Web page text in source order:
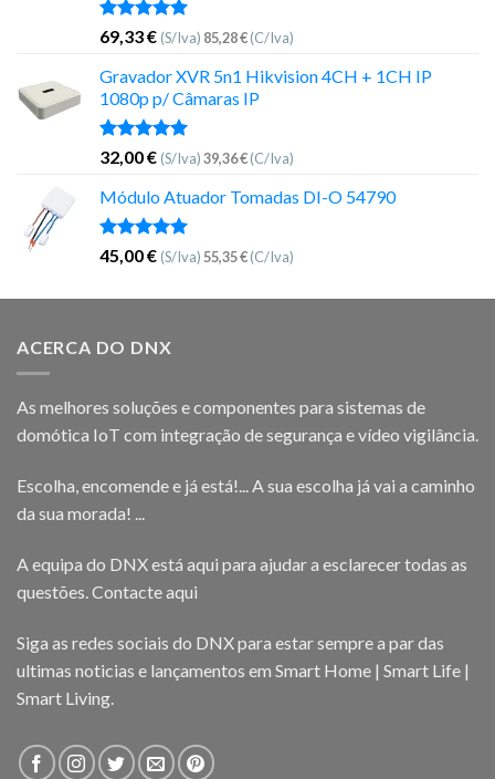
Avaliação
5.00
de 5
69,33€ (S/Iva) 85,28€(C/Iva)
Gravador XVR 5n1 Hikvision 4CH + 1CH IP
1080p p/ Câmaras IP
Avaliação
5.00
de 5
32,00€ (S/Iva)39,36€(C/Iva)
Módulo Atuador Tomadas DI-O 54790
Avaliação
5.00
de 5
45,00€ (S/Iva)55,35€(C/Iva)
ACERCA DO DNX
As melhores soluções e componentes para sistemas de
domótica IoT com integração de segurança e vídeo vigilância.
Escolha, encomende e já está!... A sua escolha já vai a caminho
da sua morada! ...
A equipa do DNX está aqui para ajudar a esclarecer todas as
questões.Contacte aqui
Siga as redes sociais do DNX para estar sempre a par das
ultimas noticias e lançamentos em Smart Home | Smart Life |
Smart Living.